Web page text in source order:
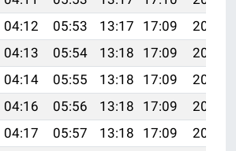
04:12 05:53 13:17 17:09
20:32
04:13 05:54 13:18 17:09
20:31
04:14 05:55 13:18 17:09
20:30
04:16 05:56 13:18 17:09
20:29
04:17 05:57 13:18 17:09
20:28